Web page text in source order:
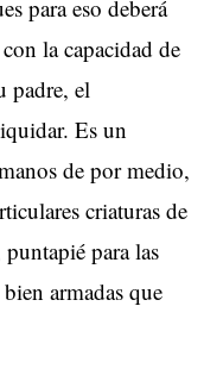
para eso deberá
la capacidad de
padre, el
Es un
de por medio,
criaturas de
para las
armadas que